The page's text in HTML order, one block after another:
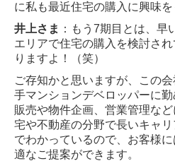
に私も最近住宅の購入に興味を
井上さま ：もう7期目とは、早
エリアで住宅の購入を検討され
りますよ！（笑）
ご存知かと思いますが、この
手マンションデベロッパーに勤
販売や物件企画、営業管理な
宅や不動産の分野で長いキャ
でわかっているので、お客様
適なご提案ができます。